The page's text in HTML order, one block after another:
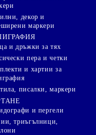
декор и
маркери
и дръжки за тях
пера и четки
и хартии за
писалки, маркери
и пергели
триъгълници,